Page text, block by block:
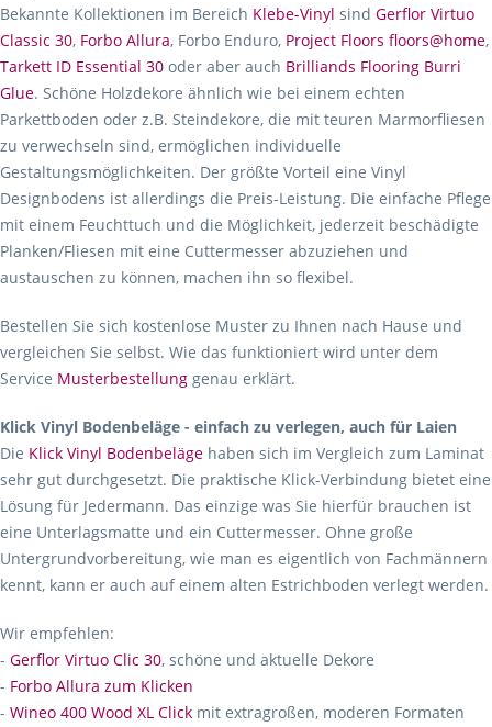
Bekannte Kollektionen im Bereich Klebe-Vinyl sind Gerflor Virtuo
Classic 30, Forbo Allura, Forbo Enduro, Project Floors floors@home,
Tarkett ID Essential 30 oder aber auch Brilliands Flooring Burri
Glue. Schöne Holzdekore ähnlich wie bei einem echten
Parkettboden oder z.B. Steindekore, die mit teuren Marmorfliesen
zu verwechseln sind, ermöglichen individuelle
Gestaltungsmöglichkeiten. Der größte Vorteil eine Vinyl
Designbodens ist allerdings die Preis-Leistung. Die einfache Pflege
mit einem Feuchttuch und die Möglichkeit, jederzeit beschädigte
Planken/Fliesen mit eine Cuttermesser abzuziehen und
austauschen zu können, machen ihn so flexibel.
Bestellen Sie sich kostenlose Muster zu Ihnen nach Hause und
vergleichen Sie selbst. Wie das funktioniert wird unter dem
Service Musterbestellung genau erklärt.
Klick Vinyl Bodenbeläge - einfach zu verlegen, auch für Laien
Die Klick Vinyl Bodenbeläge haben sich im Vergleich zum Laminat
sehr gut durchgesetzt. Die praktische Klick-Verbindung bietet eine
Lösung für Jedermann. Das einzige was Sie hierfür brauchen ist
eine Unterlagsmatte und ein Cuttermesser. Ohne große
Untergrundvorbereitung, wie man es eigentlich von Fachmännern
kennt, kann er auch auf einem alten Estrichboden verlegt werden.
Wir empfehlen:
- Gerflor Virtuo Clic 30, schöne und aktuelle Dekore
- Forbo Allura zum Klicken
- Wineo 400 Wood XL Click mit extragroßen, moderen Formaten